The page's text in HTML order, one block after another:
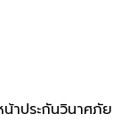
าประกันวินาศภัย